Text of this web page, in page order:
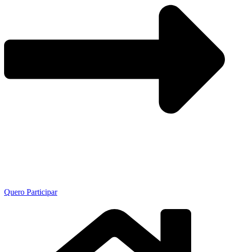
Quero Participar